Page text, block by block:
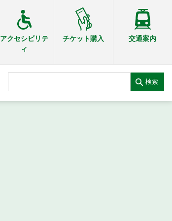
アクセシビリテ
ィ
チケット購入 交通案内
検索